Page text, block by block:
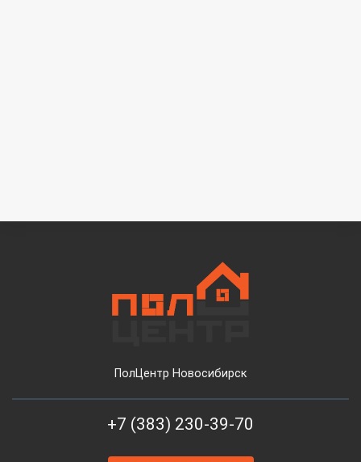
ПолЦентр Новосибирск
+7 (383) 230-39-70